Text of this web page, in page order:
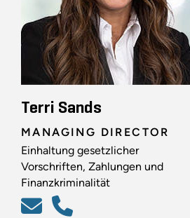
Terri Sands
MANAGING DIRECTOR
Einhaltung gesetzlicher
Vorschriften, Zahlungen und
Finanzkriminalität